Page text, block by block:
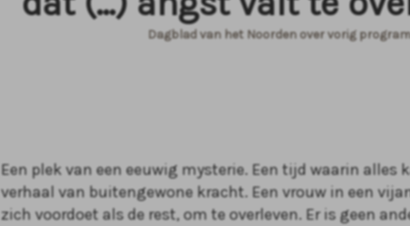
Dagblad van het Noorden over vorig
Een plek van een eeuwig mysterie. Een tijd waarin alles
verhaal van buitengewone kracht. Een vrouw in een
zich voordoet als de rest, om te overleven. Er is geen